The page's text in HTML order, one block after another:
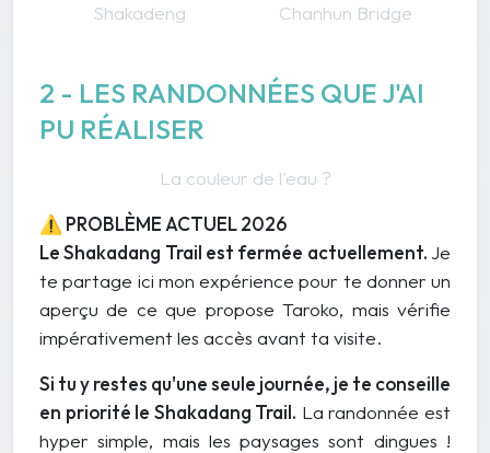
Shakadeng Chanhun Bridge
2 - LES RANDONNÉES QUE J'AI
PU RÉALISER
La couleur de l'eau ?
⚠️ PROBLÈME ACTUEL 2026
Le Shakadang Trail est fermée actuellement.Je
te partage ici mon expérience pour te donner un
aperçu de ce que propose Taroko, mais vérifie
impérativement les accès avant ta visite.
Si tu y restes qu'une seule journée, je te conseille
en priorité le Shakadang Trail. La randonnée est
hyper simple, mais les paysages sont dingues !